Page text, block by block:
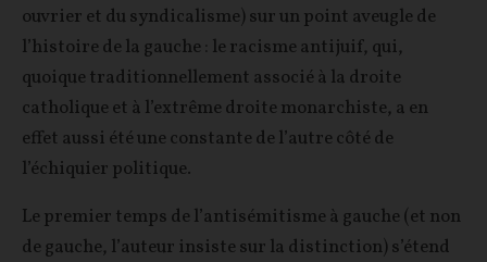
ouvrier et du syndicalisme) sur un point aveugle de
l’histoire de la gauche : le racisme antijuif, qui,
quoique traditionnellement associé à la droite
catholique et à l’extrême droite monarchiste, a en
effet aussi été une constante de l’autre côté de
l’échiquier politique.
Le premier temps de l’antisémitisme à gauche (et non
de gauche, l’auteur insiste sur la distinction) s’étend